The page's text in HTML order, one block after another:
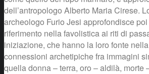
dell’antropologo Alberto Maria Cirese.
archeologo Furio Jesi approfondisce
riferimento nella favolistica ai riti di
iniziazione, che hanno la loro fonte
connessioni archetipiche fra immagini
quella donna – terra, oro – aldilà, morte